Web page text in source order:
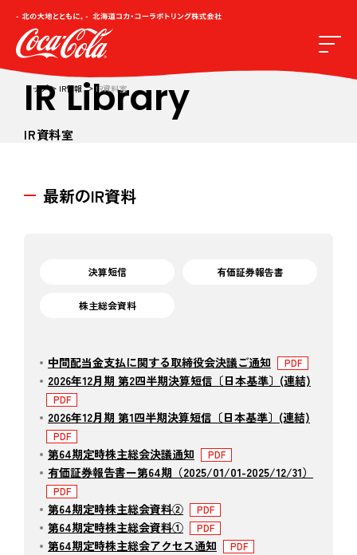
トップ IR情報 IR資料室
IR Library
IR資料室
最新のIR資料
決算短信 有価証券報告書
株主総会資料
中間配当金支払に関する取締役会決議ご通知
2026年12月期 第2四半期決算短信〔日本基準〕(連結)
2026年12月期 第1四半期決算短信〔日本基準〕(連結)
第64期定時株主総会決議通知
有価証券報告書ー第64期（2025/01/01-2025/12/31）
第64期定時株主総会資料②
第64期定時株主総会資料①
第64期定時株主総会アクセス通知